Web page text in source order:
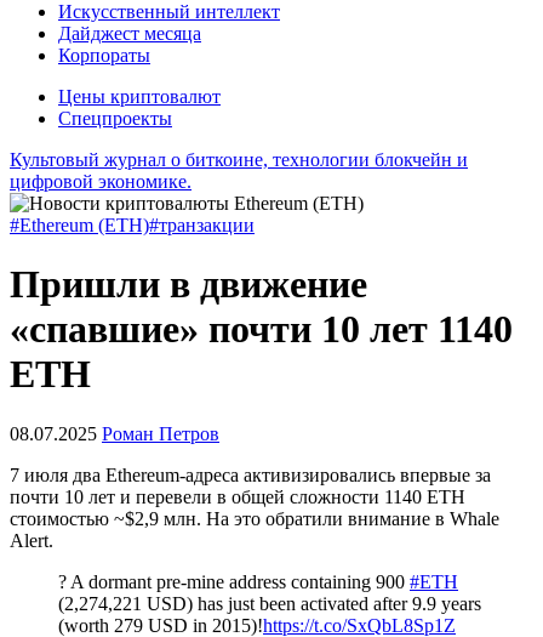
Искусственный интеллект
Дайджест месяца
Корпораты
Цены криптовалют
Спецпроекты
Культовый журнал о биткоине, технологии блокчейн и
цифровой экономике.
#Ethereum (ETH)#транзакции
Пришли в движение
«спавшие» почти 10 лет 1140
ETH
08.07.2025 Роман Петров
7 июля два Ethereum-адреса активизировались впервые за
почти 10 лет и перевели в общей сложности 1140 ETH
стоимостью ~$2,9 млн. На это обратили внимание в Whale
Alert.
? A dormant pre-mine address containing 900 #ETH
(2,274,221 USD) has just been activated after 9.9 years
(worth 279 USD in 2015)!https://t.co/SxQbL8Sp1Z